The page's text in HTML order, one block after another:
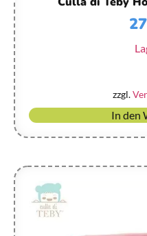
zzgl.
In den